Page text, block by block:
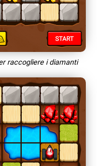
raccogliere i diamanti